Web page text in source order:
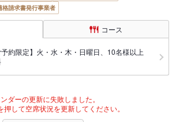
格請求書発行事業者
コース
予約限定】火・水・木・日曜日、10名様以上
ダーの更新に失敗しました。
押して空席状況を更新してください。